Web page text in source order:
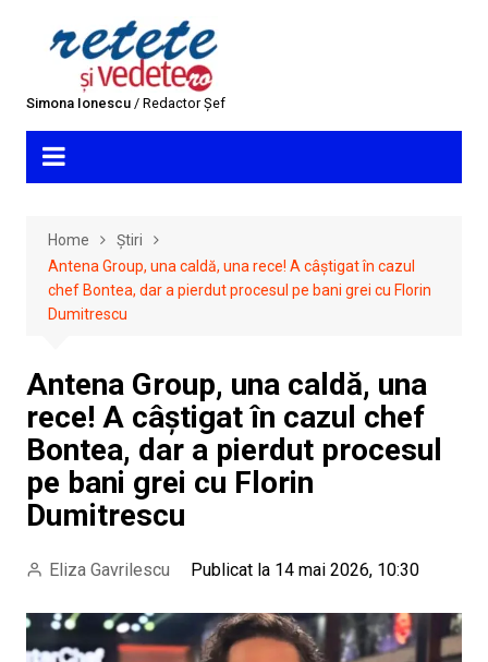
Simona Ionescu/ Redactor Șef
Home
Știri
Antena Group, una caldă, una rece! A câștigat în cazul
chef Bontea, dar a pierdut procesul pe bani grei cu Florin
Dumitrescu
Antena Group, una caldă, una
rece! A câștigat în cazul chef
Bontea, dar a pierdut procesul
pe bani grei cu Florin
Dumitrescu
Eliza Gavrilescu Publicat la 14 mai 2026, 10:30